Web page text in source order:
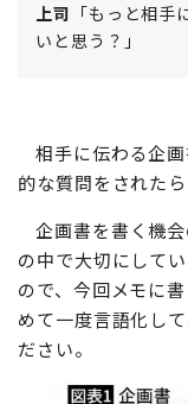
上司 「もっと相
いと思う？」
相手に伝わる企
的な質問をされた
企画書を書く機
の中で大切にして
ので、今回メモに
めて一度言語化し
ださい。